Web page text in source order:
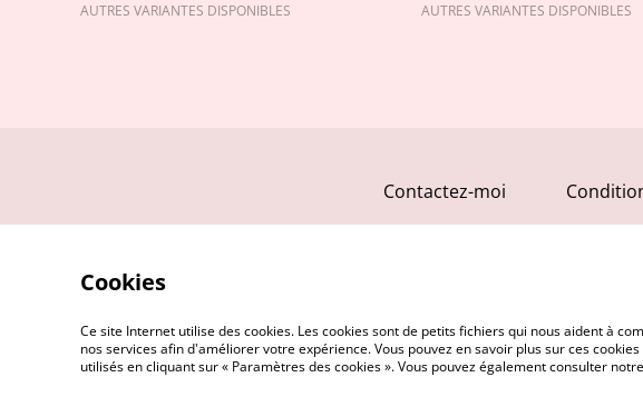
AUTRES VARIANTES DISPONIBLES AUTRES VARIANTES DISPONIBLES
Contactez-moi
©2026 Alambic et compagnie - Herboristerie paysanne
Cookies
Ce site Internet utilise des cookies. Les cookies sont de petits fichiers qui nous aident à
nos services afin d'améliorer votre expérience. Vous pouvez en savoir plus sur ces
utilisés en cliquant sur « Paramètres des cookies ». Vous pouvez également consulter notre